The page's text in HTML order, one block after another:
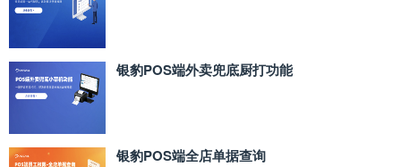
银豹POS端外卖兜底厨打功能
银豹POS端全店单据查询